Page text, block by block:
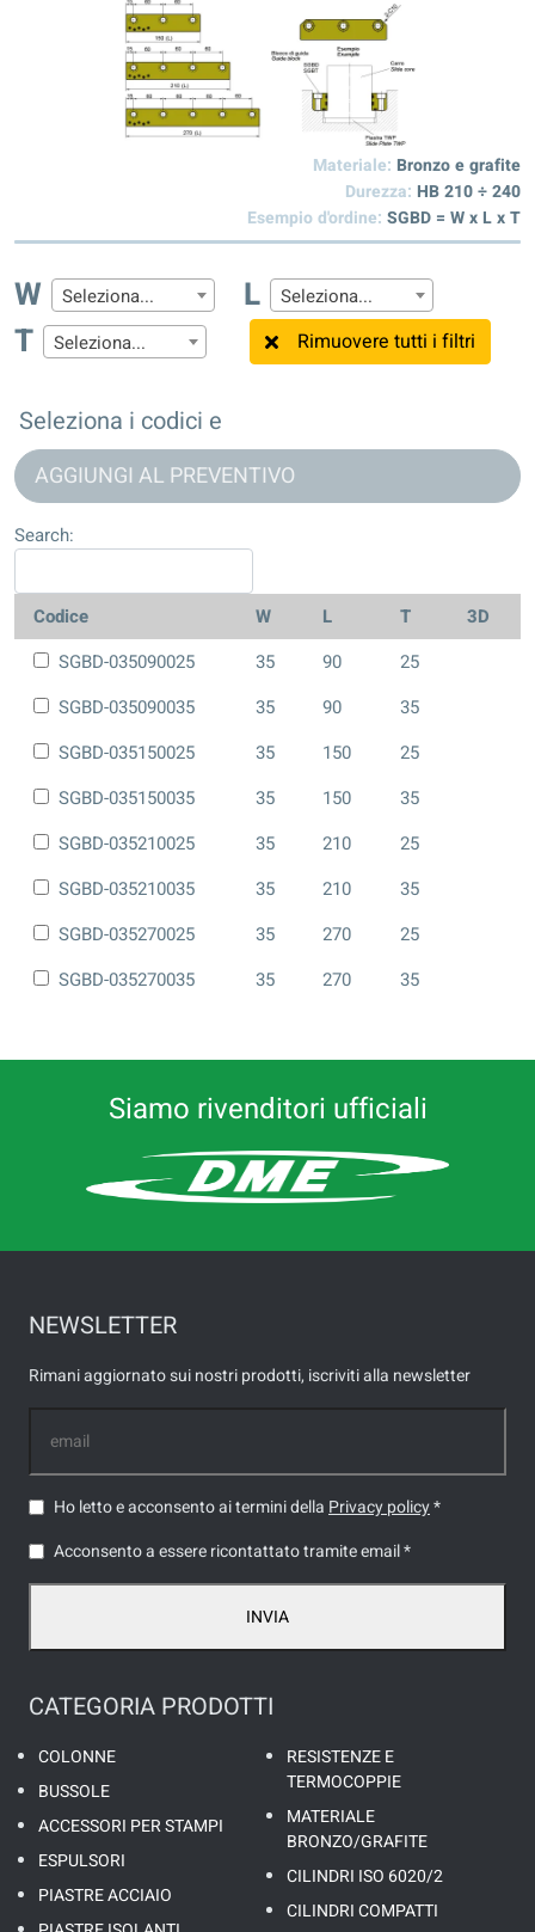
Materiale: Bronzo e grafite
Durezza: HB 210 ÷ 240
Esempio d'ordine: SGBD = W x L x T
W Seleziona... L Seleziona...
T Seleziona... Rimuovere tutti i filtri
Seleziona i codici e
AGGIUNGI AL PREVENTIVO
Search:
Codice W L T
3D
SGBD-035090025
35 90
25
SGBD-035090035
35 90
35
SGBD-035150025
35 150
25
SGBD-035150035
35 150
35
SGBD-035210025
35 210
25
SGBD-035210035
35 210
35
SGBD-035270025
35 270
25
SGBD-035270035
35 270 35
Siamo rivenditori ufficiali
CATEGORIA PRODOTTI
COLONNE
BUSSOLE
ACCESSORI PER STAMPI
ESPULSORI
PIASTRE ACCIAIO
RESISTENZE E
TERMOCOPPIE
MATERIALE
BRONZO/GRAFITE
CILINDRI ISO 6020/2
CILINDRI COMPATTI
NEWSLETTER
Rimani aggiornato sui nostri prodotti, iscriviti alla newsletter
Ho letto e acconsento ai termini della Privacy policy*
Acconsento a essere ricontattato tramite email *
INVIA